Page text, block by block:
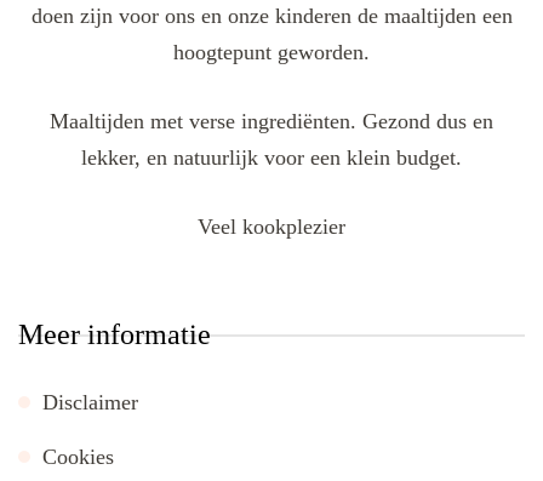
doen zijn voor ons en onze kinderen de maaltijden een
hoogtepunt geworden.
Maaltijden met verse ingrediënten. Gezond dus en
lekker, en natuurlijk voor een klein budget.
Veel kookplezier
Meer informatie
Disclaimer
Cookies